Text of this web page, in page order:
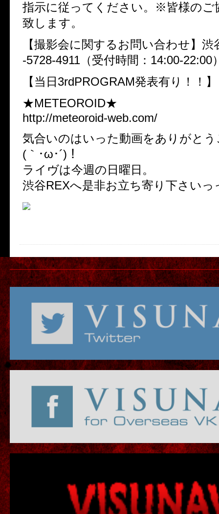
指示に従ってください。※皆様のご
致します。
【撮影会に関するお問い合わせ】渋
-5728-4911（受付時間：14:00-22:00
【当日3rdPROGRAM発表有り！！】
★METEOROID★
http://meteoroid-web.com/
気合いのはいった動画をありがと
(｀･ω･´)！
ライヴは今週の日曜日。
渋谷REXへ是非お立ち寄り下さい